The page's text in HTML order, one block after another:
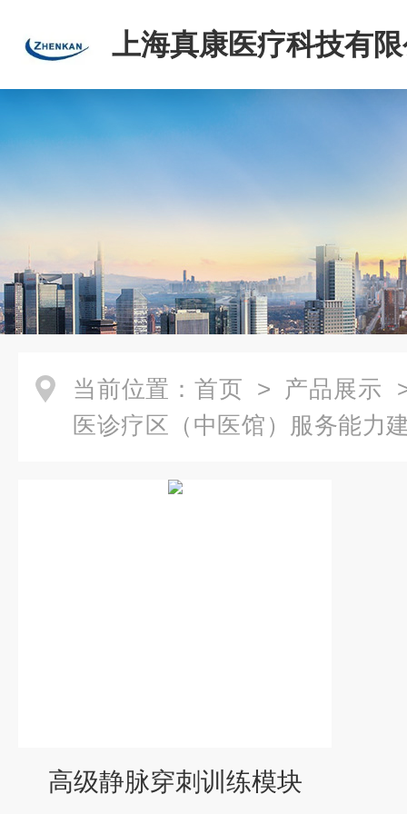
上海真康医疗科技有
当前位置： 首页 > 产品展示
医诊疗区（中医馆）服务能力
高级静脉穿刺训练模块